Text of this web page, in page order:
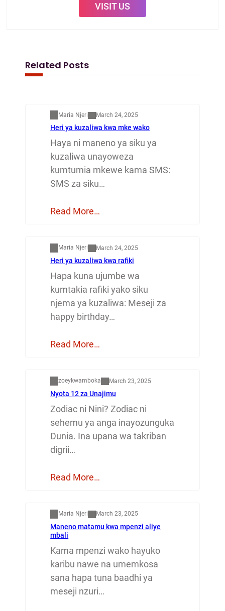
VISIT US
Related Posts
Maria Njeri March 24, 2025
Heri ya kuzaliwa kwa mke wako
Haya ni maneno ya siku ya
kuzaliwa unayoweza
kumtumia mkewe kama SMS:
SMS za siku…
Read More…
Maria Njeri March 24, 2025
Heri ya kuzaliwa kwa rafiki
Hapa kuna ujumbe wa
kumtakia rafiki yako siku
njema ya kuzaliwa: Meseji za
happy birthday…
Read More…
zoeykwamboka March 23, 2025
Nyota 12 za Unajimu
Zodiac ni Nini? Zodiac ni
sehemu ya anga inayozunguka
Dunia. Ina upana wa takriban
digrii…
Read More…
Maria Njeri March 23, 2025
Maneno matamu kwa mpenzi aliye
mbali
Kama mpenzi wako hayuko
karibu nawe na umemkosa
sana hapa tuna baadhi ya
meseji nzuri…